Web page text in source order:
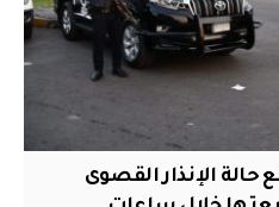
الإنذار القصوى